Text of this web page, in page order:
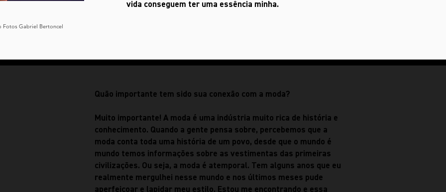
vida conseguem ter uma essência minha.
Fotos Gabriel Bertoncel
Quão importante tem sido sua conexão com a moda?
Muito importante! A moda é uma indústria muito rica de história e
conhecimento. Quando a gente pensa sobre, percebemos que a
moda conta toda uma história de um povo, desde que o mundo é
mundo temos informações sobre as vestimentas das primeiras
civilizações. Ou seja, a moda é atemporal. Tem alguns anos que eu
realmente mergulhei nesse mundo e nos últimos meses pude
aperfeiçoar e lapidar meu estilo. Estou me encontrando e essa